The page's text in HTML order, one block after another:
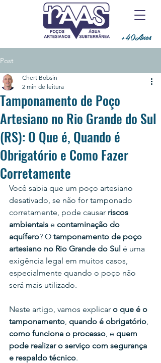
+40Anos
Post
Tamponamento de Poço
Artesiano no Rio Grande do Sul
(RS): O Que é, Quando é
Obrigatório e Como Fazer
Corretamente
Chert Bobsin
2 min de leitura
Você sabia que um poço artesiano
desativado, se não for tamponado
corretamente, pode causar riscos
ambientais e contaminação do
aquífero? O tamponamento de poço
artesiano no Rio Grande do Sul é uma
exigência legal em muitos casos,
especialmente quando o poço não
será mais utilizado.
Neste artigo, vamos explicar o que é o
tamponamento, quando é obrigatório,
como funciona o processo, e quem
pode realizar o serviço com segurança
e respaldo técnico.